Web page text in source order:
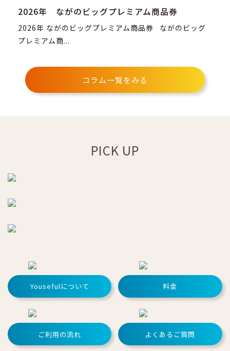
2026年 ながのビッグプレミアム商品券
2026年 ながのビッグプレミアム商品券 ながのビッグ
プレミアム商...
コラム一覧をみる
PICK UP
Yousefulについて 料金
ご利用の流れ よくあるご質問